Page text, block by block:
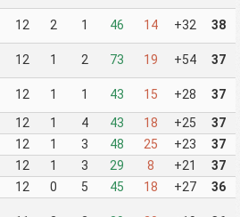
12 2 1 46 14 +32 38
12 1 2 73 19 +54 37
12 1 1 43 15 +28 37
12 1 4 43 18 +25 37
12 1 3 48 25 +23 37
12 1 3 29 8 +21 37
12 0 5 45 18 +27 36